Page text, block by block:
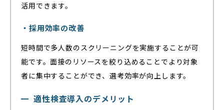
活用できます。
・採用効率の改善
短時間で多人数のスクリーニングを実施することが可
能です。面接のリソースを絞り込めることでより対象
者に集中することができ、選考効率が向上します。
適性検査導入のデメリット